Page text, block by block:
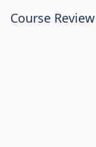
Course Review